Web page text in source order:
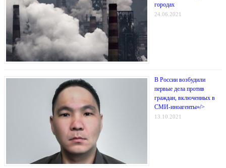
городах
24.06.2021
В России возбудили
первые дела против
граждан, включенных в
СМИ-иноагенты»/>
13.10.2021